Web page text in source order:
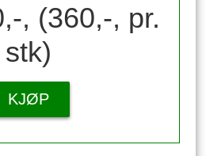
, (360,-, pr.
stk)
KJØP